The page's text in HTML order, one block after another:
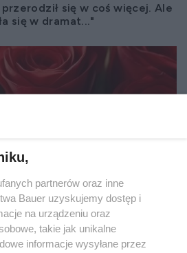
się w coś więcej. Ale
się w dramat..."
partnerów oraz inne
Bauer uzyskujemy dostęp i
na urządzeniu oraz
takie jak unikalne
informacje wysyłane przez